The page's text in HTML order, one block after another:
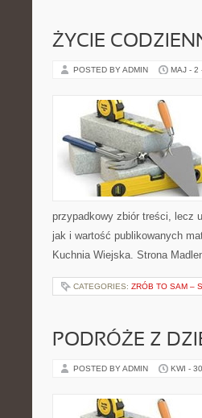
ŻYCIE
POSTED BY ADMIN MAJ - 2
przypadkowy zbiór treści, lecz
jak i wartość publikowanych
Kuchnia Wiejska. Strona
CATEGORIES: ZRÓB TO SAM –
PODRÓŻE Z
POSTED BY ADMIN KWI -